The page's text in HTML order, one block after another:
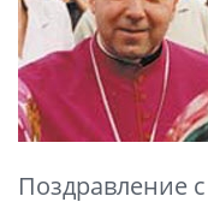
Поздравление